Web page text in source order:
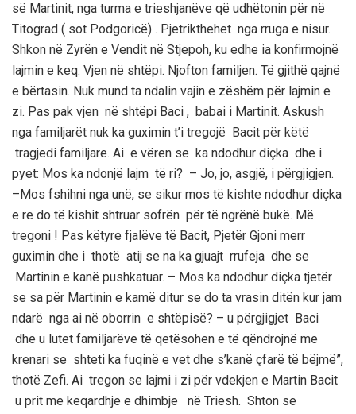
së Martinit, nga turma e trieshjanëve që udhëtonin për në
Titograd ( sot Podgoricë) . Pjetrikthehet nga rruga e nisur.
Shkon në Zyrën e Vendit në Stjepoh, ku edhe ia konfirmojnë
lajmin e keq. Vjen në shtëpi. Njofton familjen. Të gjithë qajnë
e bërtasin. Nuk mund ta ndalin vajin e zëshëm për lajmin e
zi. Pas pak vjen në shtëpi Baci , babai i Martinit. Askush
nga familjarët nuk ka guximin t’i tregojë
Bacit për këtë
tragjedi familjare. Ai e vëren se ka ndodhur diçka dhe i
pyet: Mos ka ndonjë lajm të ri? – Jo, jo, asgjë, i përgjigjen.
– Mos fshihni nga unë, se sikur mos të kishte ndodhur diçka
e re do të kishit shtruar sofrën për të ngrënë bukë. Më
tregoni ! Pas këtyre fjalëve të Bacit, Pjetër Gjoni merr
guximin dhe i thotë atij se na ka gjuajt rrufeja dhe se
Martinin e kanë pushkatuar. – Mos ka ndodhur diçka tjetër
se sa për Martinin e kamë ditur se do ta vrasin ditën kur jam
ndarë nga ai në oborrin e shtëpisë? – u përgjigjet Baci
dhe u lutet familjarëve të qetësohen e të qëndrojnë me
krenari se shteti ka fuqinë e vet dhe s’kanë çfarë të bëjmë”,
thotë Zefi. Ai tregon se lajmi i zi për vdekjen e Martin Bacit
u prit me keqardhje e dhimbje në Triesh. Shton se